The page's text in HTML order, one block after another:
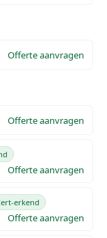
Offerte aanvragen
Offerte aanvragen
Offerte aanvragen
erkend
Offerte aanvragen